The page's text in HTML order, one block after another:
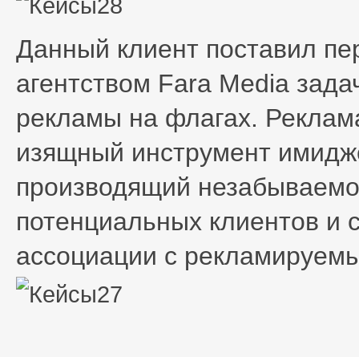
Данный клиент поставил
агентством Fara Media
рекламы на флагах.
изящный инструмент
производящий
потенциальных клиентов
ассоциации с